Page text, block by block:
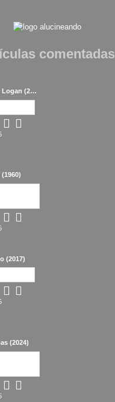
comentadas
La suerte de los Logan (2017)
(2017)
(2024)